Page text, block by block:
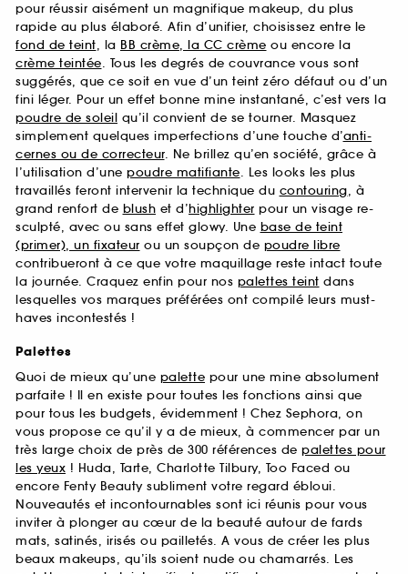
pour réussir aisément un magnifique makeup, du plus
rapide au plus élaboré. Afin d’unifier, choisissez entre le
fond de teint, la BB crème, la CC crème ou encore la
crème teintée. Tous les degrés de couvrance vous sont
suggérés, que ce soit en vue d’un teint zéro défaut ou d’un
fini léger. Pour un effet bonne mine instantané, c’est vers la
poudre de soleil qu’il convient de se tourner. Masquez
simplement quelques imperfections d’une touche d’anti-
cernes ou de correcteur. Ne brillez qu’en société, grâce à
l’utilisation d’une poudre matifiante. Les looks les plus
travaillés feront intervenir la technique du contouring, à
grand renfort de blush et d’highlighter pour un visage re-
sculpté, avec ou sans effet glowy. Une base de teint
(primer), un fixateur ou un soupçon de poudre libre
contribueront à ce que votre maquillage reste intact toute
la journée. Craquez enfin pour nos palettes teint dans
lesquelles vos marques préférées ont compilé leurs must-
haves incontestés !
Palettes
Quoi de mieux qu’une palette pour une mine absolument
parfaite ! Il en existe pour toutes les fonctions ainsi que
pour tous les budgets, évidemment ! Chez Sephora, on
vous propose ce qu’il y a de mieux, à commencer par un
très large choix de près de 300 références de palettes pour
les yeux ! Huda, Tarte, Charlotte Tilbury, Too Faced ou
encore Fenty Beauty subliment votre regard ébloui.
Nouveautés et incontournables sont ici réunis pour vous
inviter à plonger au cœur de la beauté autour de fards
mats, satinés, irisés ou pailletés. A vous de créer les plus
beaux makeups, qu’ils soient nude ou chamarrés. Les